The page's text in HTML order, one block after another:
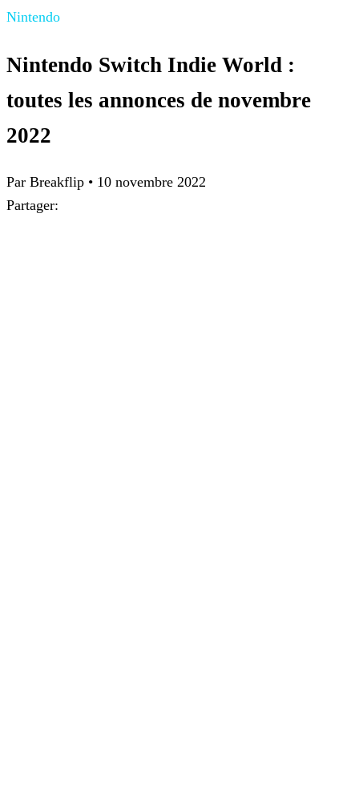
Nintendo
Nintendo Switch Indie World :
toutes les annonces de novembre
2022
Par Breakflip • 10 novembre 2022
Partager: